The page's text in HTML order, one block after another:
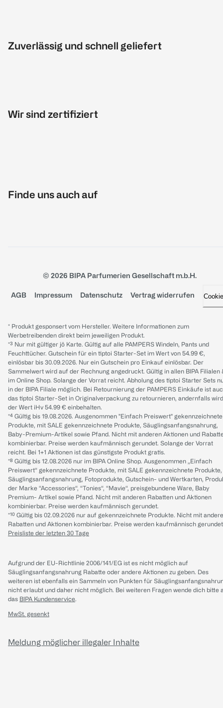
Zuverlässig und schnell geliefert
Wir sind zertifiziert
Finde uns auch auf
© 2026 BIPA Parfumerien Gesellschaft m.b.H.
AGB Impressum Datenschutz Vertrag widerrufen
* Produkt gesponsert vom Hersteller. Weitere Informationen zum
Werbetreibenden direkt beim jeweiligen Produkt.
*³ Nur mit gültiger jö Karte. Gültig auf alle PAMPERS Windeln, Pants und
Feuchttücher. Gutschein für ein tiptoi Starter-Set im Wert von 54.99 €,
einlösbar bis 30.09.2026. Nur ein Gutschein pro Einkauf einlösbar. Der
Sammelwert wird auf der Rechnung angedruckt. Gültig in allen BIPA Filialen
im Online Shop. Solange der Vorrat reicht. Abholung des tiptoi Starter Sets
in der BIPA Filiale möglich. Bei Retournierung der PAMPERS Einkäufe ist
das tiptoi Starter-Set in Originalverpackung zu retournieren, andernfalls wird
der Wert iHv 54.99 € einbehalten.
*⁴ Gültig bis 19.08.2026. Ausgenommen "Einfach Preiswert" gekennzeichnete
Produkte, mit SALE gekennzeichnete Produkte, Säuglingsanfangsnahrung,
Baby-Premium-Artikel sowie Pfand. Nicht mit anderen Aktionen und
kombinierbar. Preise werden kaufmännisch gerundet. Solange der Vorrat
reicht. Bei 1+1 Aktionen ist das günstigste Produkt gratis.
*⁸ Gültig bis 12.08.2026 nur im BIPA Online Shop. Ausgenommen „Einfach
Preiswert“ gekennzeichnete Produkte, mit SALE gekennzeichnete Produkte,
Säuglingsanfangsnahrung, Fotoprodukte, Gutschein- und Wertkarten,
der Marke “Accessories“, “Tonies“, “Mavie“, preisgebundene Ware, Baby
Premium- Artikel sowie Pfand. Nicht mit anderen Rabatten und Aktionen
kombinierbar. Preise werden kaufmännisch gerundet.
*¹⁰ Gültig bis 02.09.2026 nur auf gekennzeichnete Produkte. Nicht mit
Rabatten und Aktionen kombinierbar. Preise werden kaufmännisch
Preisliste der letzten 30 Tage
Aufgrund der EU-Richtlinie 2006/141/EG ist es nicht möglich auf
Säuglingsanfangsnahrung Rabatte oder andere Aktionen zu geben. Des
weiteren ist ebenfalls ein Sammeln von Punkten für
nicht erlaubt und daher nicht möglich. Bei weiteren Fragen wende dich bitte
das BIPA Kundenservice.
MwSt. gesenkt
Meldung möglicher illegaler Inhalte